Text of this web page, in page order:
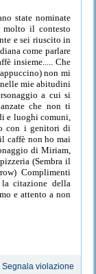
state nominate
il contesto
e sei riuscito in
come parlare
insieme..... Che
non mi
nelle mie abitudini
a cui si
che non ti
e luoghi comuni,
con i genitori di
caffè non ho mai
di Miriam,
(Sembra il
Complimenti
citazione della
e attento a non
Segnala violazione